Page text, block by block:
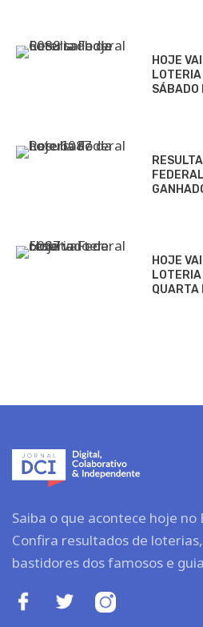
HOJE
SÁBADO
HOJE
QUARTA
Saiba o que acontece hoje no
Confira resultados de
bastidores dos famosos e